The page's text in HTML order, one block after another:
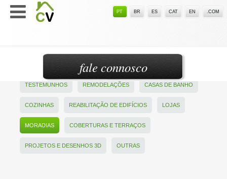
PT BR ES CAT EN .COM
TESTEMUNHOS REMODELAÇÕES CASAS DE BANHO
COZINHAS REABILITAÇÃO DE EDIFÍCIOS LOJAS
MORADIAS COBERTURAS E TERRAÇOS
PROJETOS E DESENHOS 3D OUTRAS
fale connosco